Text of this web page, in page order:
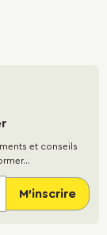
et conseils